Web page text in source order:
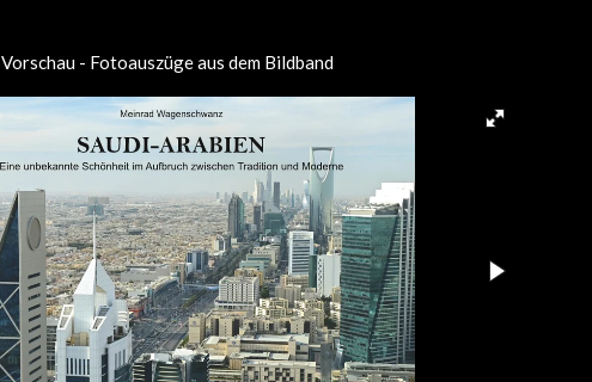
Vorschau - Fotoauszüge aus dem Bildband